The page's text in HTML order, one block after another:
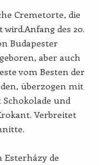
Cremetorte, die
des 20.
Budapester
aber auch
vom Besten der
überzogen mit
und
Verbreitet
de